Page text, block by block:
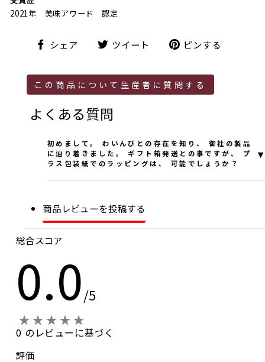
2021年 美味アワード 認定
シェア ツイート
ト
ピンする
この商品について生産者に質問する
よくある質問
初めまして。 わいんびとの存在を知り、 御社の製品
に辿り着きました。 ギフト箱発送との事ですが、 プ
ラス包装紙でのラッピングは、 可能でしょうか？
▾
ご注文にあたり、各入力項目がございます。
その中に「特記事項」の欄がございますので、包装
ギフト箱に包装を行った上でお届け致します。
続けて「ギフトラッピング:有料（BOX1本～3
本）」の記載がございますが、
こちらの「青森りんごスパークリング甘辛２本セッ
ト」は無料で対応可能となっております。
商品によっては有料、又はお受け出来かねる場合が
商品レビューを投稿する
総合スコア
0.0/5
0 のレビューに基づく
評価